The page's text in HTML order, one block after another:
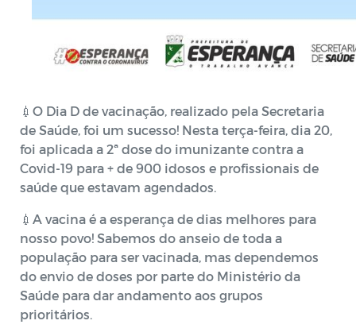
💉O Dia D de vacinação, realizado pela Secretaria
de Saúde, foi um sucesso! Nesta terça-feira, dia 20,
foi aplicada a 2ª dose do imunizante contra a
Covid-19 para + de 900 idosos e profissionais de
saúde que estavam agendados.
💉A vacina é a esperança de dias melhores para
nosso povo! Sabemos do anseio de toda a
população para ser vacinada, mas dependemos
do envio de doses por parte do Ministério da
Saúde para dar andamento aos grupos
prioritários.